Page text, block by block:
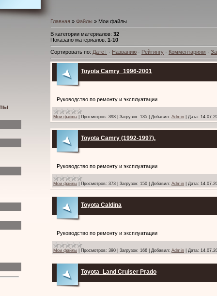
Главная » Файлы » Мои файлы
В категории материалов: 32
Показано материалов: 1-10
Сортировать по: Дате · Названию · Рейтингу · Комментариям ·
Toyota Camry_1996-2001
Руководство по ремонту и эксплуатации
Мои файлы Просмотров: 393 Загрузок: 135 Добавил: Admin Дата:
Toyota Camry (1992-1997).
Руководство по ремонту и эксплуатации
Мои файлы Просмотров: 373 Загрузок: 150 Добавил: Admin Дата:
Toyota Caldina
Руководство по ремонту и эксплуатации
Мои файлы Просмотров: 390 Загрузок: 166 Добавил: Admin Дата:
Toyota_Land Cruiser Prado